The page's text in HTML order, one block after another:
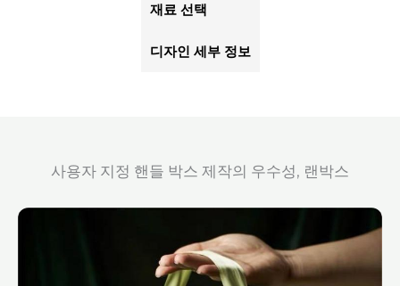
재료 선택
디자인 세부 정보
사용자 지정 핸들 박스 제작의 우수성, 랜박스